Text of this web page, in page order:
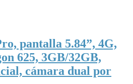
pantalla 5.84”, 4G,
625, 3GB/32GB,
cámara dual por